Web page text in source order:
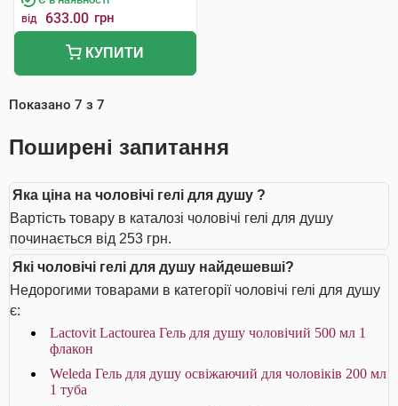
від 633.00 грн
КУПИТИ
Показано 7 з 7
Поширені запитання
Яка ціна на чоловічі гелі для душу ?
Вартість товару в каталозі чоловічі гелі для душу
починається від 253 грн.
Які чоловічі гелі для душу найдешевші?
Недорогими товарами в категорії чоловічі гелі для душу
є:
Lactovit Lactourea Гель для душу чоловічий 500 мл 1
флакон
Weleda Гель для душу освіжаючий для чоловіків 200 мл
1 туба